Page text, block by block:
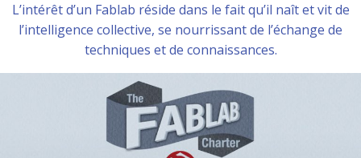
L’intérêt d’un Fablab réside dans le fait qu’il naît et vit de
l’intelligence collective, se nourrissant de l’échange de
techniques et de connaissances.